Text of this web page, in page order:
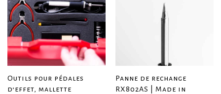
Outils pour pédales
d’effet, mallette
Panne de rechange
RX802AS | Made in